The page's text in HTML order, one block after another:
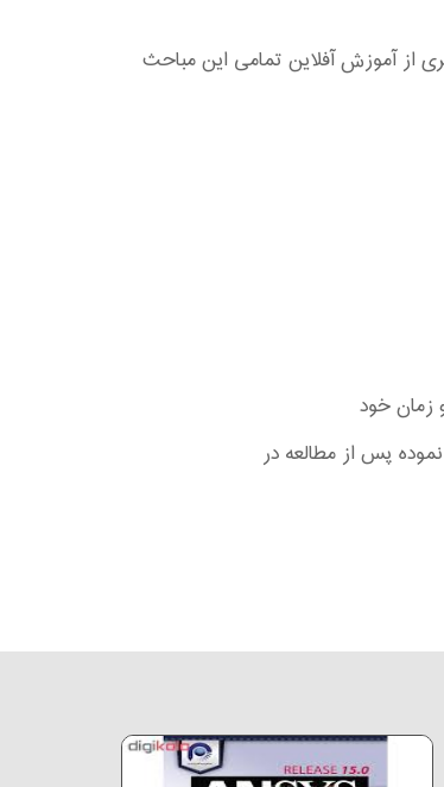
از آموزش آفلاین تمامی این مباحث
پس از مطالعه در